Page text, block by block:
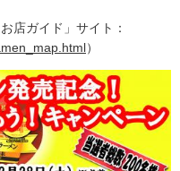
ガイド」サイト：
）